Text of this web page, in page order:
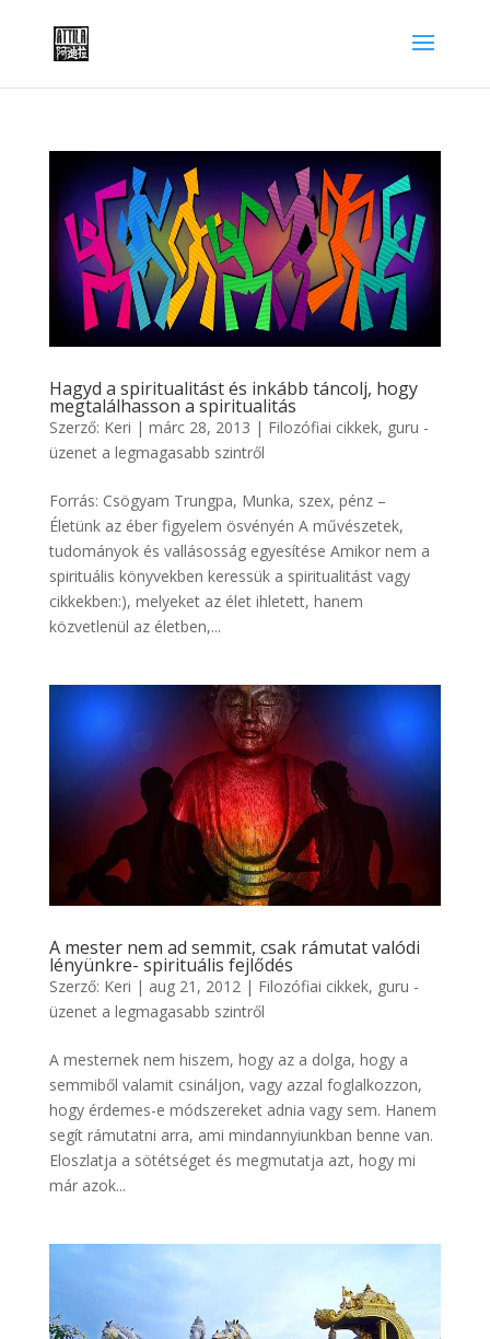
Hagyd a spiritualitást és inkább táncolj, hogy
megtalálhasson a spiritualitás
Szerző: Keri | márc 28, 2013 | Filozófiai cikkek, guru -
üzenet a legmagasabb szintről
Forrás: Csögyam Trungpa, Munka, szex, pénz –
Életünk az éber figyelem ösvényén A művészetek,
tudományok és vallásosság egyesítése Amikor nem a
spirituális könyvekben keressük a spiritualitást vagy
cikkekben:), melyeket az élet ihletett, hanem
közvetlenül az életben,...
A mester nem ad semmit, csak rámutat valódi
lényünkre- spirituális fejlődés
Szerző: Keri | aug 21, 2012 | Filozófiai cikkek, guru -
üzenet a legmagasabb szintről
A mesternek nem hiszem, hogy az a dolga, hogy a
semmiből valamit csináljon, vagy azzal foglalkozzon,
hogy érdemes-e módszereket adnia vagy sem. Hanem
segít rámutatni arra, ami mindannyiunkban benne van.
Eloszlatja a sötétséget és megmutatja azt, hogy mi
már azok...